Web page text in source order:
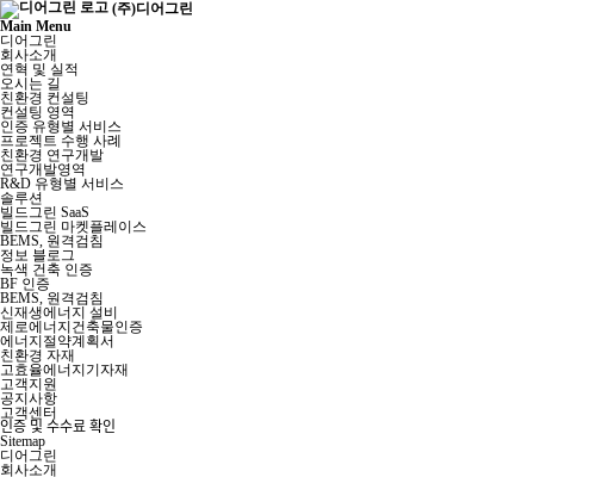
(주)디어그린
Main Menu
디어그린
회사소개
연혁 및 실적
오시는 길
친환경 컨설팅
컨설팅 영역
인증 유형별 서비스
프로젝트 수행 사례
친환경 연구개발
연구개발영역
R&D 유형별 서비스
솔루션
빌드그린 SaaS
빌드그린 마켓플레이스
BEMS, 원격검침
정보 블로그
녹색 건축 인증
BF 인증
BEMS, 원격검침
신재생에너지 설비
제로에너지건축물인증
에너지절약계획서
친환경 자재
고효율에너지기자재
고객지원
공지사항
고객센터
인증 및 수수료 확인
Sitemap
디어그린
회사소개